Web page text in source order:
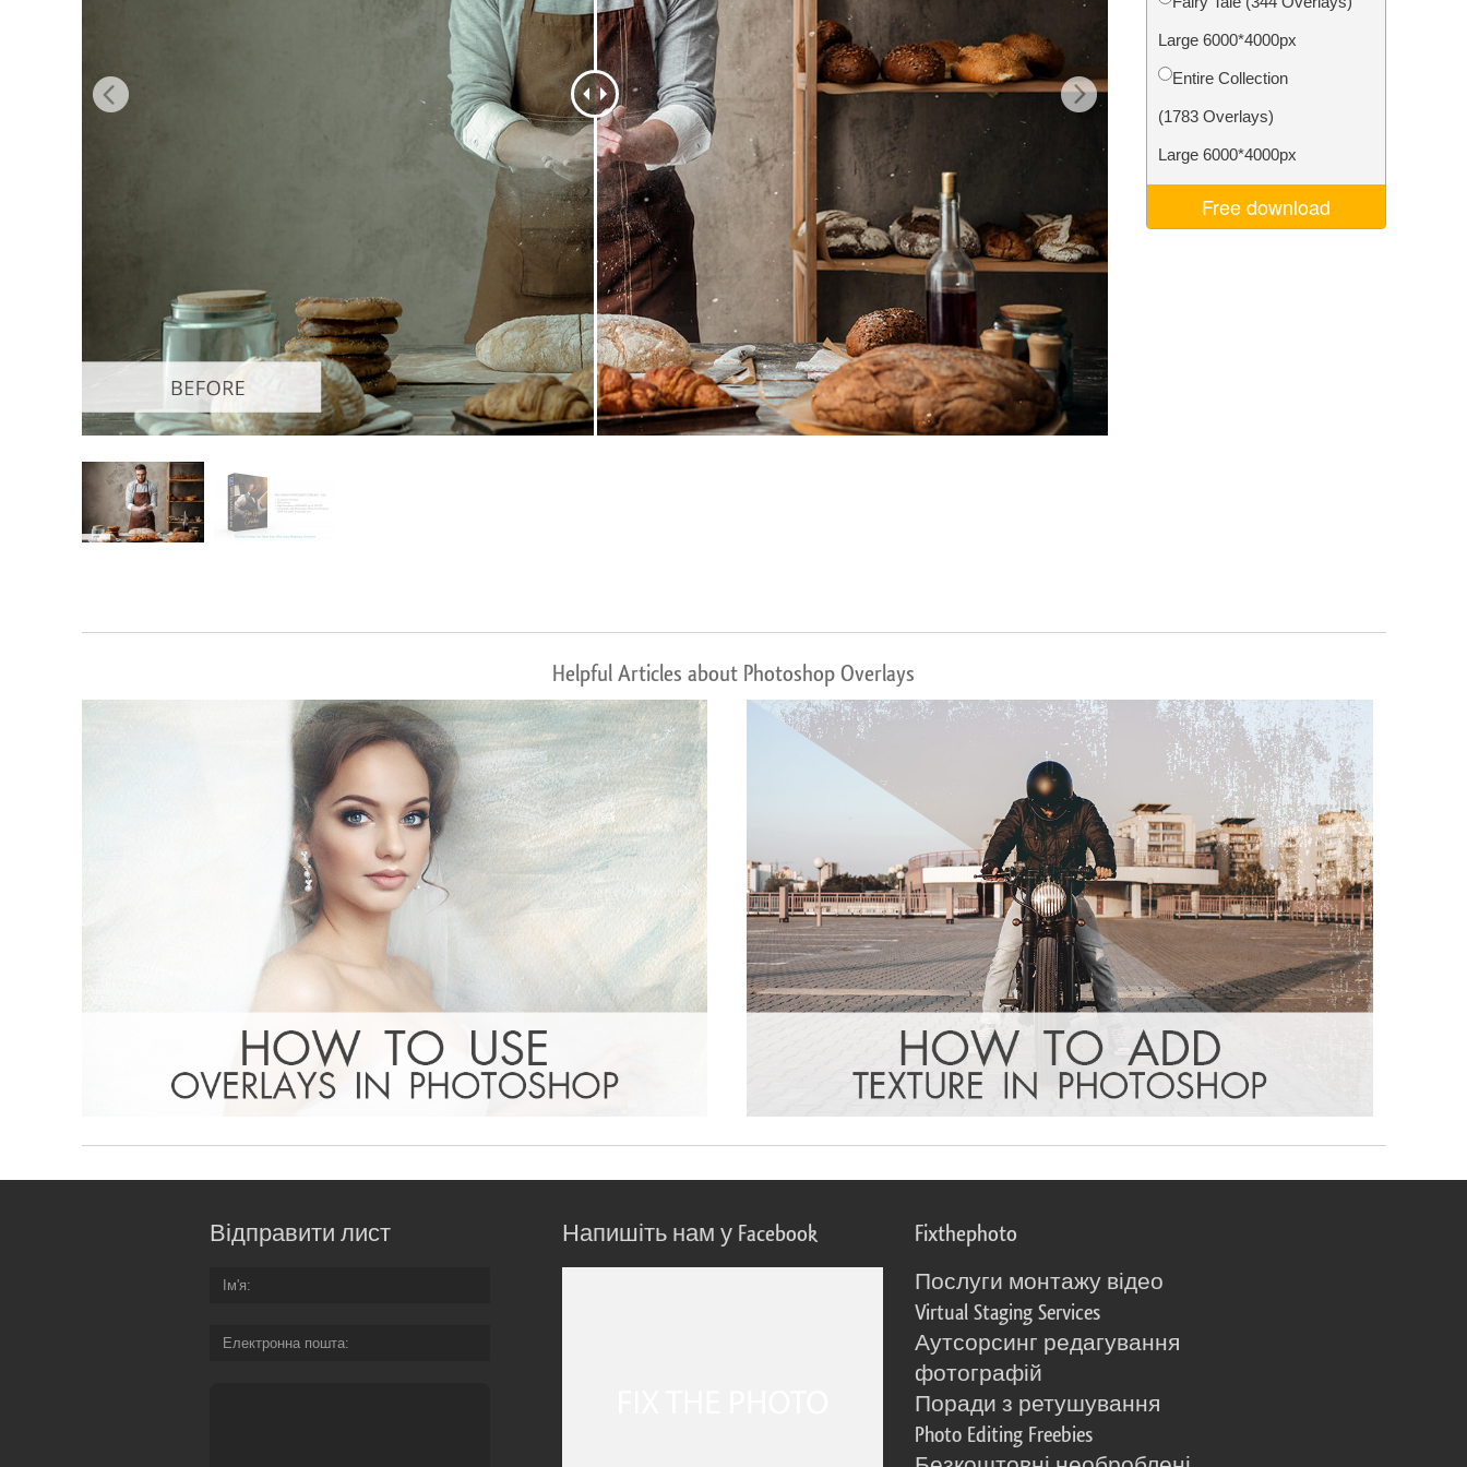
Сервіс ретуші товарів Редагування фото
ювелірних виробів
Дані для навчання ШІ
Large 6000*4000px
Entire Collection
(1783 Overlays)
Large 6000*4000px
Free download
Helpful Articles about Photoshop Overlays
Відправити лист
Ім'я
Електронна пошта
Напишіть нам у Facebook Fixthephoto
Послуги монтажу відео
Virtual Staging Services
Аутсорсинг редагування
фотографій
Поради з ретушування
Photo Editing Freebies